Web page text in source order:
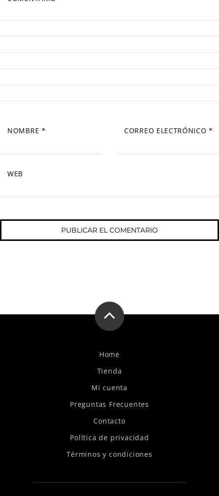
NOMBRE * CORREO ELECTRÓNICO*
WEB
Home
Tienda
Mi cuenta
Preguntas Frecuentes
Contacto
Política de privacidad
Términos y condiciones